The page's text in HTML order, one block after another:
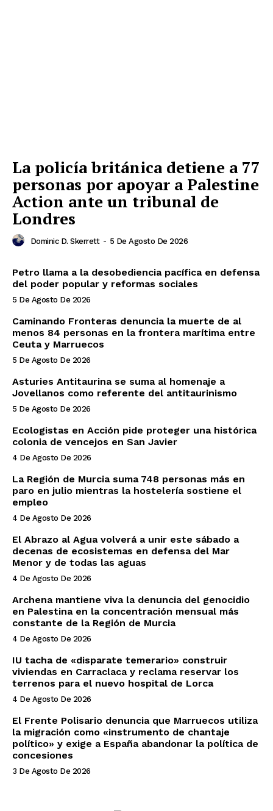
La policía británica detiene a 77
personas por apoyar a Palestine
Action ante un tribunal de
Londres
Dominic D. Skerrett - 5 De Agosto De 2026
Petro llama a la desobediencia pacífica en defensa
del poder popular y reformas sociales
5 De Agosto De 2026
Caminando Fronteras denuncia la muerte de al
menos 84 personas en la frontera marítima entre
Ceuta y Marruecos
5 De Agosto De 2026
Asturies Antitaurina se suma al homenaje a
Jovellanos como referente del antitaurinismo
5 De Agosto De 2026
Ecologistas en Acción pide proteger una histórica
colonia de vencejos en San Javier
4 De Agosto De 2026
La Región de Murcia suma 748 personas más en
paro en julio mientras la hostelería sostiene el
empleo
4 De Agosto De 2026
El Abrazo al Agua volverá a unir este sábado a
decenas de ecosistemas en defensa del Mar
Menor y de todas las aguas
4 De Agosto De 2026
Archena mantiene viva la denuncia del genocidio
en Palestina en la concentración mensual más
constante de la Región de Murcia
4 De Agosto De 2026
IU tacha de «disparate temerario» construir
viviendas en Carraclaca y reclama reservar los
terrenos para el nuevo hospital de Lorca
4 De Agosto De 2026
El Frente Polisario denuncia que Marruecos utiliza
la migración como «instrumento de chantaje
político» y exige a España abandonar la política de
concesiones
3 De Agosto De 2026